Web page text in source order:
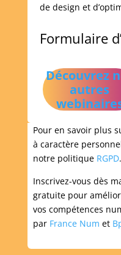
de design et
Formulaire
Découvrez
autres
Pour en savoir plus
à caractère
notre politique RGPD.
Inscrivez-vous dès
gratuite pour
vos compétences
par France Num et